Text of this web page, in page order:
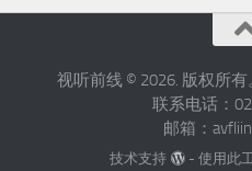
视听前线 © 2026. 版权所有
联系电话：
邮箱：
技术支持 - 使用此